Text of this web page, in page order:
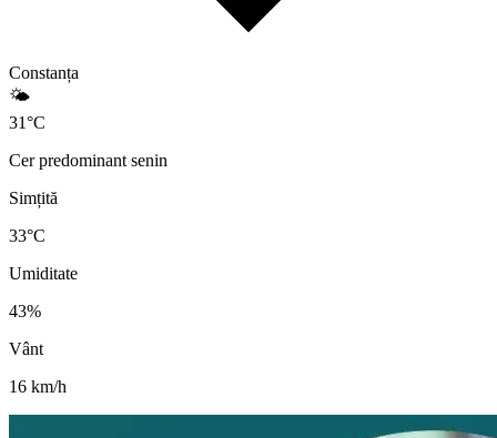
Constanța
🌤️
31°C
Cer predominant senin
Simțită
33°C
Umiditate
43%
Vânt
16 km/h